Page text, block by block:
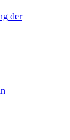
der